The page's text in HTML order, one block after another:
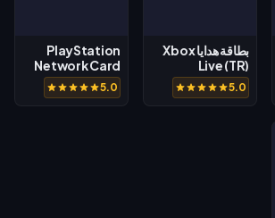
بطاقة هدايا Xbox
Live (TR)
5.0
PlayStation
Network Card
(AE)
5.0